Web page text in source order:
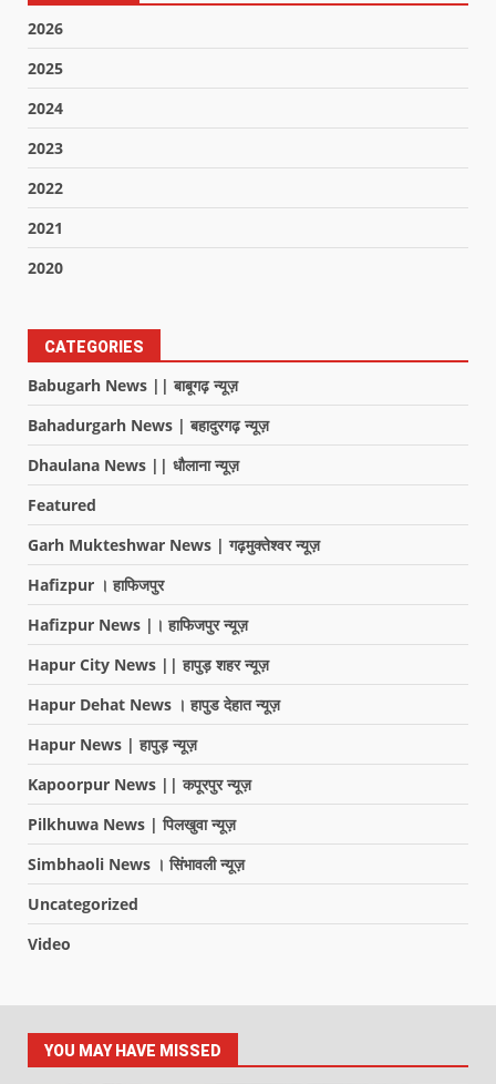
2026
2025
2024
2023
2022
2021
2020
CATEGORIES
Babugarh News || बाबूगढ़ न्यूज़
Bahadurgarh News | बहादुरगढ़ न्यूज़
Dhaulana News || धौलाना न्यूज़
Featured
Garh Mukteshwar News | गढ़मुक्तेश्वर न्यूज़
Hafizpur । हाफिजपुर
Hafizpur News |। हाफिजपुर न्यूज़
Hapur City News || हापुड़ शहर न्यूज़
Hapur Dehat News । हापुड देहात न्यूज़
Hapur News | हापुड़ न्यूज़
Kapoorpur News || कपूरपुर न्यूज़
Pilkhuwa News | पिलखुवा न्यूज़
Simbhaoli News । सिंभावली न्यूज़
Uncategorized
Video
YOU MAY HAVE MISSED